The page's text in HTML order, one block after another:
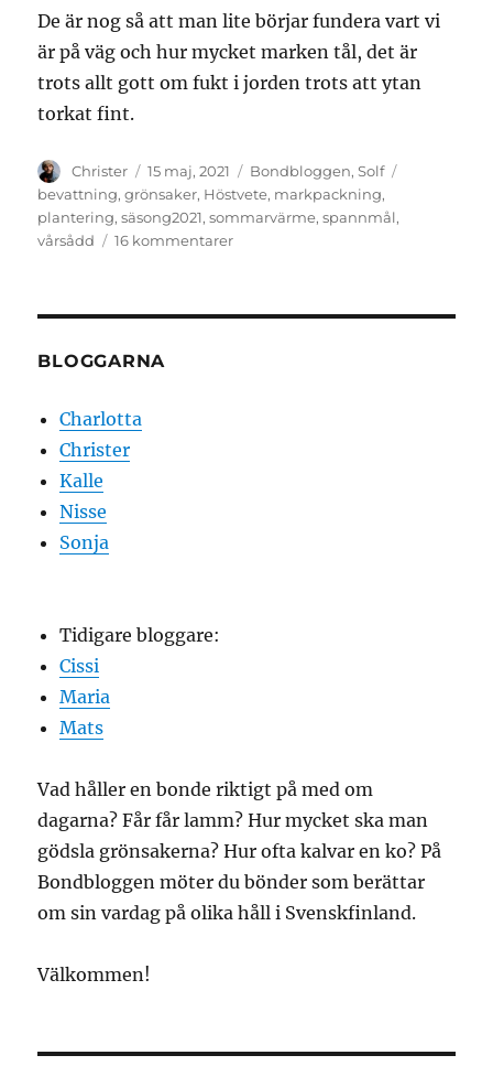
De är nog så att man lite börjar fundera vart vi
är på väg och hur mycket marken tål, det är
trots allt gott om fukt i jorden trots att ytan
torkat fint.
Författare
Christer
Publicerat
den
15 maj, 2021 Kategorier
Bondbloggen,Solf
bevattning,grönsaker, Höstvete, markpackning,
plantering,säsong2021,sommarvärme,spannmål,
vårsådd
16 kommentarertill
BLOGGARNA
Charlotta
Christer
Kalle
Nisse
Sonja
Tidigare bloggare:
Cissi
Maria
Mats
Vad håller en bonde riktigt på med om
dagarna? Får får lamm? Hur mycket ska man
gödsla grönsakerna? Hur ofta kalvar en ko? På
Bondbloggen möter du bönder som berättar
om sin vardag på olika håll i Svenskfinland.
Välkommen!